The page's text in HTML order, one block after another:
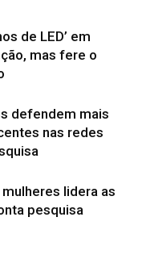
de LED’ em
mas fere o
defendem mais
nas redes
lidera as
pesquisa